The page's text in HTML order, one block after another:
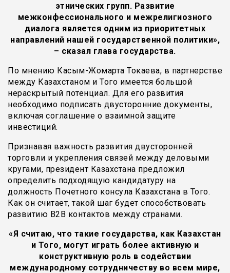
этнических групп. Развитие
межконфессионального и межрелигиозного
диалога является одним из приоритетных
направлений нашей государственной политики»,
– сказал глава государства.
По мнению Касым-Жомарта Токаева, в партнерстве
между Казахстаном и Того имеется большой
нераскрытый потенциал. Для его развития
необходимо подписать двусторонние документы,
включая соглашение о взаимной защите
инвестиций.
Признавая важность развития двусторонней
торговли и укрепления связей между деловыми
кругами, президент Казахстана предложил
определить подходящую кандидатуру на
должность Почетного консула Казахстана в Того.
Как он считает, такой шаг будет способствовать
развитию В2В контактов между странами.
«Я считаю, что такие государства, как Казахстан
и Того, могут играть более активную и
конструктивную роль в содействии
международному сотрудничеству во всем мире,